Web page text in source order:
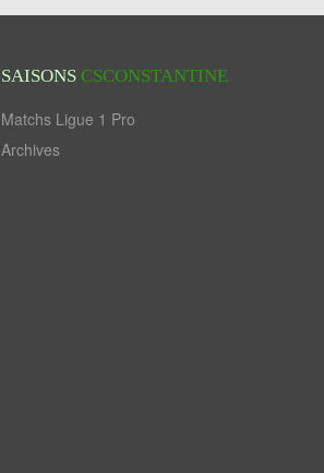
SAISONS CSCONSTANTINE
Matchs Ligue 1 Pro
Archives